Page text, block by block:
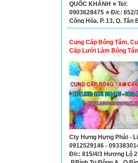
QUỐC KHÁNH ⭐ Tel:
0903628475 ⭐ Đ/c: 652/
Cộng Hòa, P. 13, Q. Tân
Cung Cấp Bông Tắm,
Cấp Lưới Làm Bông
Cây
Cty Hưng Hưng Phát -
0912529146 -
Đ/c: 815/4/3 Hương Lộ 2